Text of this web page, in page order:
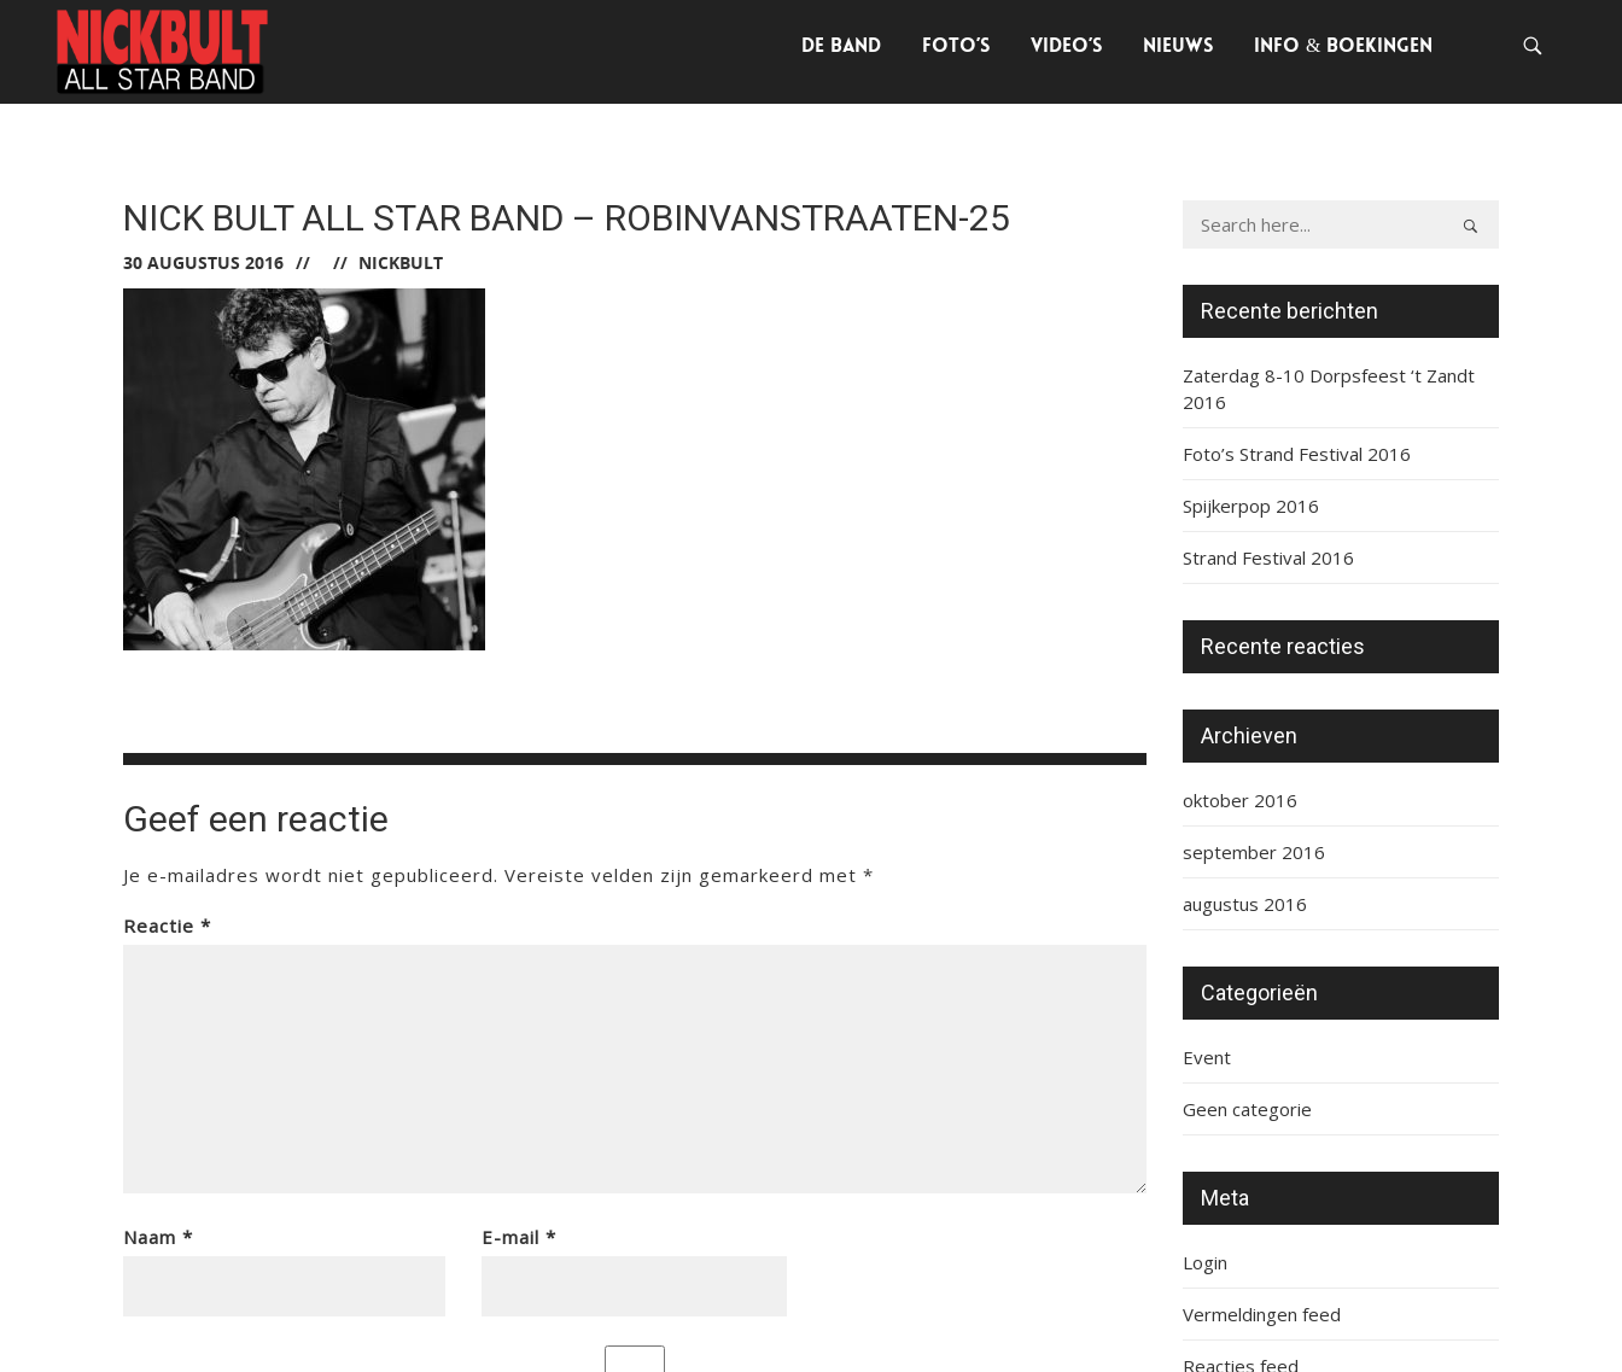
DE BAND FOTO’S VIDEO’S NIEUWS INFO & BOEKINGEN
NICK BULT ALL STAR BAND – ROBINVANSTRAATEN-25
30 AUGUSTUS 2016 NICKBULT
Geef een reactie
Je e-mailadres wordt niet gepubliceerd. Vereiste velden zijn gemarkeerd met *
Reactie *
Naam * E-mail*
Recente berichten
Zaterdag 8-10 Dorpsfeest ‘t Zandt
2016
Foto’s Strand Festival 2016
Spijkerpop 2016
Strand Festival 2016
Recente reacties
Archieven
oktober 2016
september 2016
augustus 2016
Categorieën
Event
Geen categorie
Meta
Login
Vermeldingen feed
Reacties feed